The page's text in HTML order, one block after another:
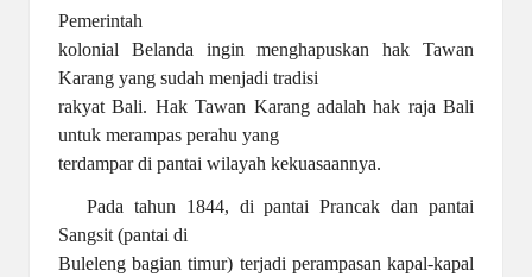
Pemerintah
kolonial Belanda ingin menghapuskan hak Tawan
Karang yang sudah menjadi tradisi
rakyat Bali. Hak Tawan Karang adalah hak raja Bali
untuk merampas perahu yang
terdampar di pantai wilayah kekuasaannya.
Pada tahun 1844, di pantai Prancak dan pantai
Sangsit (pantai di
Buleleng bagian timur) terjadi perampasan kapal-kapal